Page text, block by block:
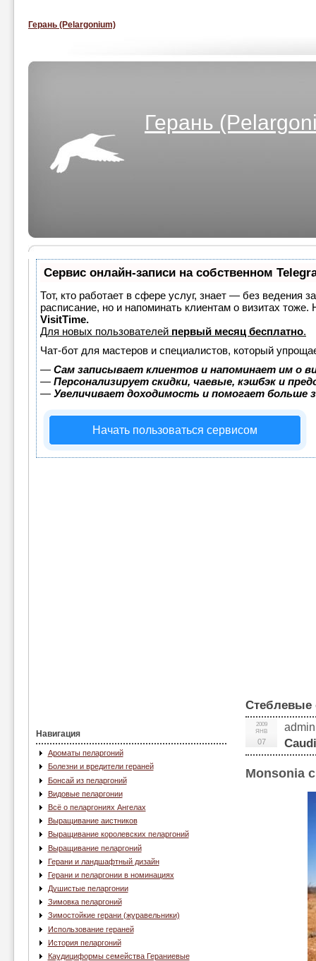
Герань (Pelargonium)
Герань
Сервис онлайн-записи на собственном
Тот, кто работает в сфере услуг, знает — без ведения
расписание, но и напоминать клиентам о визитах
VisitTime.
Для новых пользователей первый месяц бесплатно.
Чат-бот для мастеров и специалистов, который
— Сам записывает клиентов и напоминает им о
— Персонализирует скидки, чаевые, кэшбэк и
— Увеличивает доходимость и помогает больше
Начать пользоваться сервисом
Навигация
Ароматы пеларгоний
Болезни и вредители гераней
Бонсай из пеларгоний
Видовые пеларгонии
Всё о пеларгониях Ангелах
Выращивание аистников
Выращивание королевских пеларгоний
Выращивание пеларгоний
Герани и ландшафтный дизайн
Герани и пеларгонии в номинациях
Душистые пеларгонии
Зимовка пеларгоний
Зимостойкие герани (журавельники)
Использование гераней
История пеларгоний
Каудициформы семейства Гераниевые
Стеблевые
2009
ЯНВ
07
admin
Monsonia